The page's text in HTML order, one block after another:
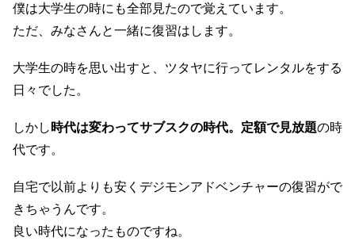
僕は大学生の時にも全部見たので覚えています。
ただ、みなさんと一緒に復習はします。
大学生の時を思い出すと、ツタヤに行ってレンタルをする
日々でした。
しかし 時代は変わってサブスクの時代。定額で見放題の時
代です。
自宅で以前よりも安くデジモンアドベンチャーの復習がで
きちゃうんです。
良い時代になったものですね。